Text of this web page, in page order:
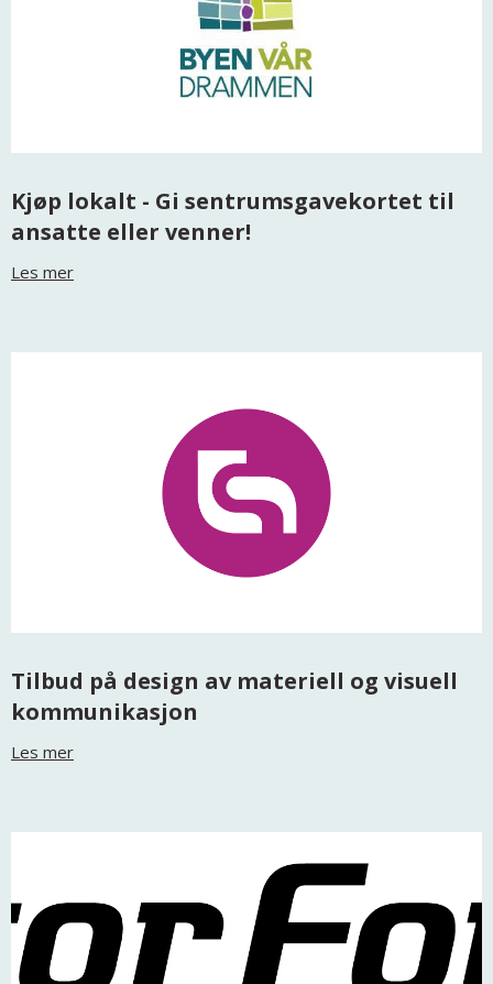
Kjøp lokalt - Gi sentrumsgavekortet til
ansatte eller venner!
Les mer
Tilbud på design av materiell og visuell
kommunikasjon
Les mer